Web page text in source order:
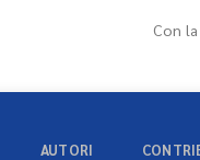
Con
AUTORI